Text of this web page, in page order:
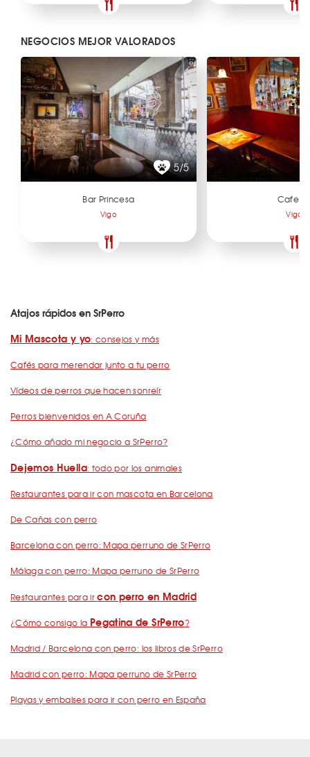
NEGOCIOS MEJOR VALORADOS
5/5
Bar Princesa
Vigo
Cafe
Vigo
Atajos rápidos en SrPerro
Mi Mascota y yo: consejos y más
Cafés para merendar junto a tu perro
Vídeos de perros que hacen sonreír
Perros bienvenidos en A Coruña
¿Cómo añado mi negocio a SrPerro?
Dejemos Huella: todo por los animales
Restaurantes para ir con mascota en Barcelona
De Cañas con perro
Barcelona con perro: Mapa perruno de SrPerro
Málaga con perro: Mapa perruno de SrPerro
Restaurantes para ircon perro en Madrid
¿Cómo consigo la Pegatina de SrPerro?
Madrid / Barcelona con perro: los libros de SrPerro
Madrid con perro: Mapa perruno de SrPerro
Playas y embalses para ir con perro en España